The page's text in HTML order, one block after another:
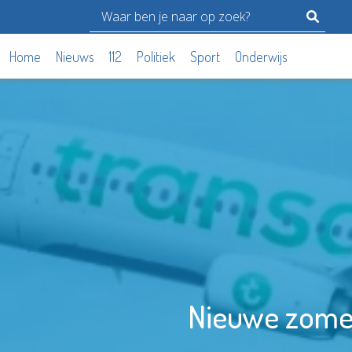
Home Nieuws 112 Politiek Sport Onderwijs
Nieuwe